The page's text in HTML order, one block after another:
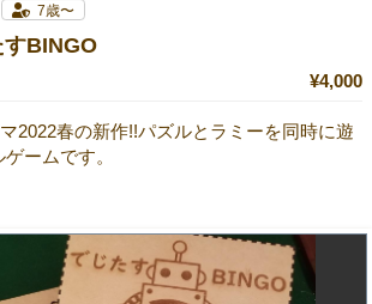
7歳〜
すBINGO
¥4,000
2022春の新作!!パズルとラミーを同時に遊
ームです。